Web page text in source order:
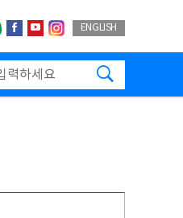
네이버블로그
페이스북
유투브인스타그랩
ENGLISH